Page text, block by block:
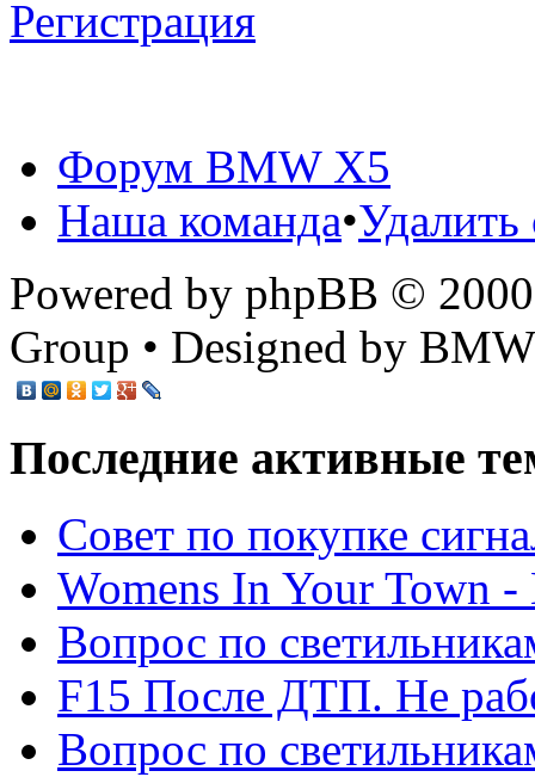
Регистрация
Форум BMW X5
Наша команда•
Powered by phpBB ©
Group • Designed by
Последние активные
Cовет по покупке
Womens In Your Town
Вопрос по
F15 После ДТП. Не
Вопрос по